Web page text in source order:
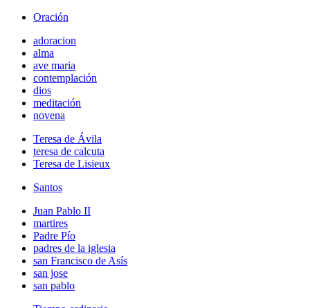
Oración
adoracion
alma
ave maria
contemplación
dios
meditación
novena
Teresa de Ávila
teresa de calcuta
Teresa de Lisieux
Santos
Juan Pablo II
martires
Padre Pío
padres de la iglesia
san Francisco de Asís
san jose
san pablo